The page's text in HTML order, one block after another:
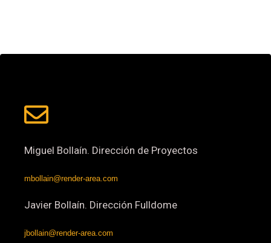
Miguel Bollaín. Dirección de Proyectos
mbollain@render-area.com
Javier Bollaín. Dirección Fulldome
jbollain@render-area.com